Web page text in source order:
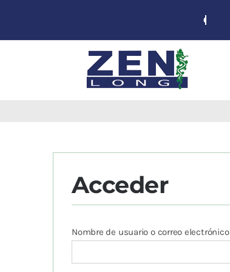
content
Moxibustión
AuriculomedicinaAcceder
Nombre de usuario o correo electrónico